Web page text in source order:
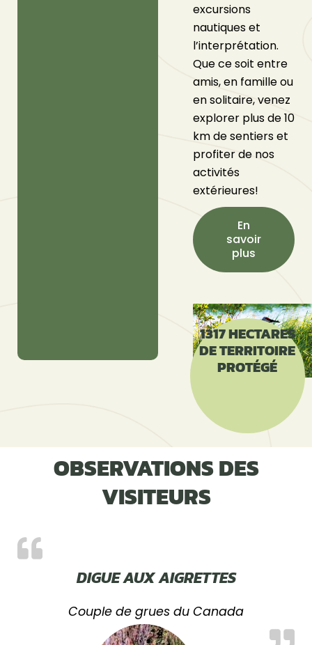
excursions
nautiques et
l’interprétation.
Que ce soit entre
amis, en famille ou
en solitaire, venez
explorer plus de 10
km de sentiers et
profiter de nos
activités
extérieures!
En
savoir
plus
1317 HECTARES
DE TERRITOIRE
PROTÉGÉ
OBSERVATIONS DES
VISITEURS
DIGUE AUX AIGRETTES
Couple de grues du Canada